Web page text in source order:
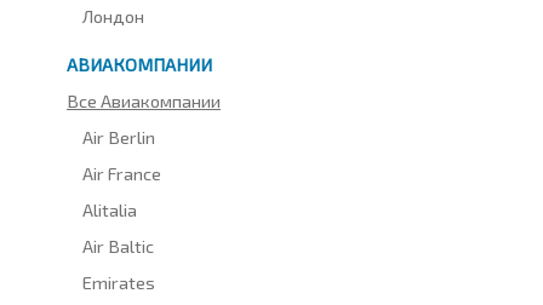
Лондон
АВИАКОМПАНИИ
Все Авиакомпании
Air Berlin
Air France
Alitalia
Air Baltic
Emirates